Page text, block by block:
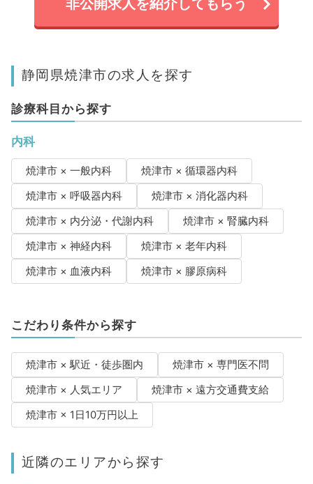
非公開求人を紹介してもらう
静岡県焼津市の求人を探す
診療科目から探す
内科
焼津市 × 一般内科
焼津市 × 循環器内科
焼津市 × 呼吸器内科
焼津市 × 消化器内科
焼津市 × 内分泌・代謝内科
焼津市 × 腎臓内科
焼津市 × 神経内科
焼津市 × 老年内科
焼津市 × 血液内科
焼津市 × 膠原病科
こだわり条件から探す
焼津市 × 駅近・徒歩圏内
焼津市 × 専門医不問
焼津市 × 人気エリア
焼津市 × 遠方交通費支給
焼津市 × 1日10万円以上
近隣のエリアから探す